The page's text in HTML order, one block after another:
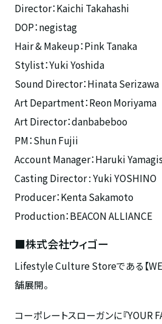
Director：Kaichi Takahashi
DOP：negistag
Hair & Makeup：Pink Tanaka
Stylist：Yuki Yoshida
Sound Director：Hinata Serizawa
Art Department：Reon Moriyama
Art Director：danbabeboo
PM：Shun Fujii
Account Manager：Haruki
Casting Director : Yuki YOSHINO
Producer：Kenta Sakamoto
Production：BEACON ALLIANCE
■株式会社ウィゴー
Lifestyle Culture Storeである【
舗展開。
コーポレートスローガンに『YOUR